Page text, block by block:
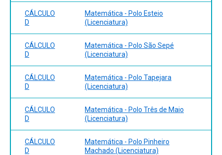
CÁLCULO
D
Matemática - Polo Esteio
(Licenciatura)
CÁLCULO
D
Matemática - Polo São Sepé
(Licenciatura)
CÁLCULO
D
Matemática - Polo Tapejara
(Licenciatura)
CÁLCULO
D
Matemática - Polo Três de Maio
(Licenciatura)
CÁLCULO
D
Matemática - Polo Pinheiro
Machado (Licenciatura)